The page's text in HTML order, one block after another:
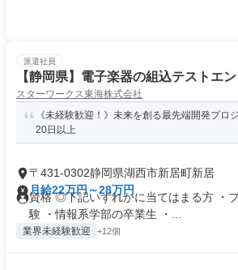
派遣社員
【静岡県】電子楽器の組込テストエ
スターワークス東海株式会社
《未経験歓迎！》未来を創る最先端開発プロ
20日以上
〒431-0302静岡県湖西市新居町新居
月給22万円～28万円
資格 ◎下記いずれかに当てはまる方 ・
験 ・情報系学部の卒業生 ・...
業界未経験歓迎 +12個